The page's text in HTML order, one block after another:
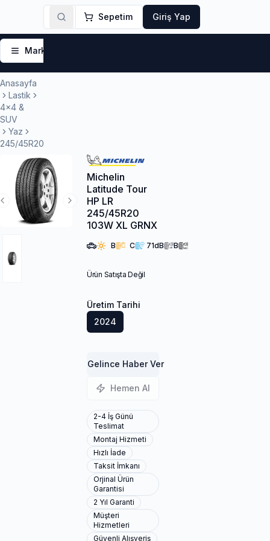
Sepetim Giriş Yap
Markalar
Anasayfa
Lastik
4x4 &
SUV
Yaz
245/45R20
Next Slide
Previous Slide
Michelin
Latitude Tour
HP LR
245/45R20
103W XL GRNX
B C 71dB B
Ürün Satışta Değil
Üretim Tarihi
2024
Gelince Haber Ver
Hemen Al
2-4 İş Günü
Teslimat
Montaj Hizmeti
Hızlı İade
Taksit İmkanı
Orjinal Ürün
Garantisi
2 Yıl Garanti
Müşteri
Hizmetleri
Güvenli Alışveriş